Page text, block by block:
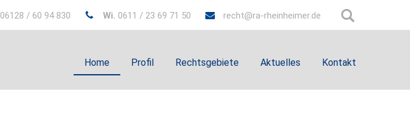
06128 / 60 94 830 Wi. 0611 / 23 69 71 50 recht@ra-rheinheimer.de
Home Profil Rechtsgebiete Aktuelles Kontakt